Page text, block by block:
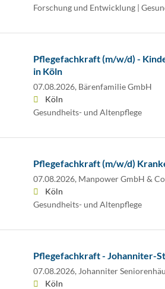
Forschung und Entwicklung |
Pflegefachkraft (m/w/d) -
in Köln
07.08.2026, Bärenfamilie GmbH
Köln
Gesundheits- und Altenpflege
Pflegefachkraft (m/w/d)
07.08.2026, Manpower GmbH &
Köln
Gesundheits- und Altenpflege
Pflegefachkraft - Johanniter-
07.08.2026, Johanniter
Köln